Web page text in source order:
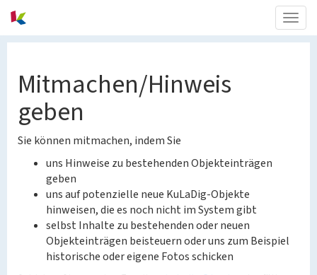
Mitmachen/Hinweis
geben
Sie können mitmachen, indem Sie
uns Hinweise zu bestehenden Objekteinträgen
geben
uns auf potenzielle neue KuLaDig-Objekte
hinweisen, die es noch nicht im System gibt
selbst Inhalte zu bestehenden oder neuen
Objekteinträgen beisteuern oder uns zum Beispiel
historische oder eigene Fotos schicken